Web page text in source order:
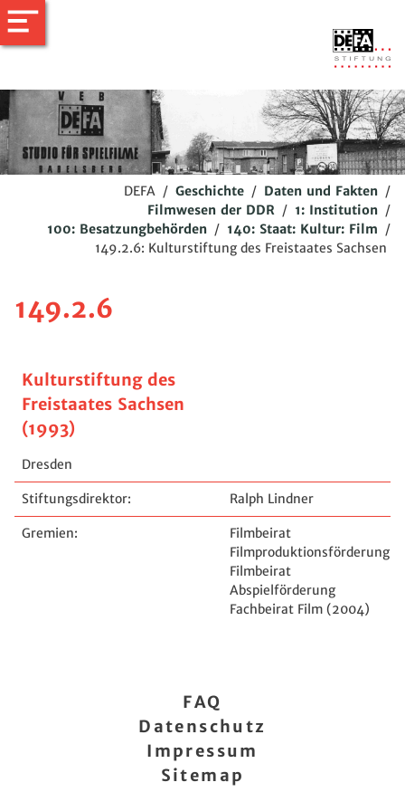
DEFA / Geschichte / Daten und Fakten /
Filmwesen der DDR / 1: Institution /
100: Besatzungbehörden / 140: Staat: Kultur: Film /
149.2.6: Kulturstiftung des Freistaates Sachsen
149.2.6
Kulturstiftung des
Freistaates Sachsen
(1993)
Dresden
Stiftungsdirektor: Ralph Lindner
Gremien:
Filmbeirat
Filmproduktionsförderung
Filmbeirat
Abspielförderung
Fachbeirat Film (2004)
FAQ
Datenschutz
Impressum
Sitemap